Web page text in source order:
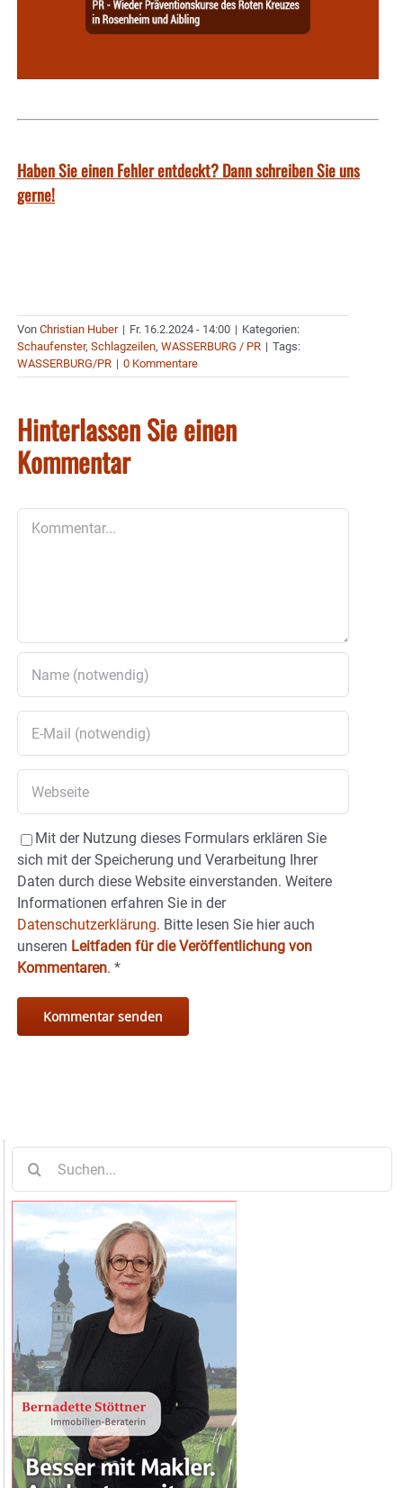
Haben Sie einen Fehler entdeckt? Dann schreiben Sie uns
gerne!
Von Christian Huber | Fr. 16.2.2024 - 14:00 | Kategorien:
Schaufenster, Schlagzeilen, WASSERBURG / PR | Tags:
WASSERBURG/PR | 0 Kommentare
Hinterlassen Sie einen
Kommentar
Mit der Nutzung dieses Formulars erklären Sie
sich mit der Speicherung und Verarbeitung Ihrer
Daten durch diese Website einverstanden. Weitere
Informationen erfahren Sie in der
Datenschutzerklärung. Bitte lesen Sie hier auch
unseren Leitfaden für die Veröffentlichung von
Kommentaren. *
nach: